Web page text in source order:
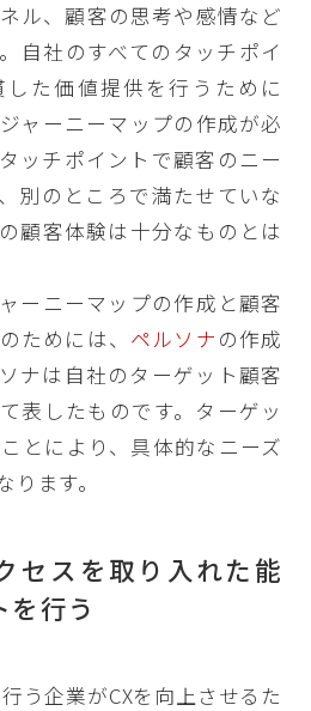
ル、顧客の思考や感情など
自社のすべてのタッチポイ
た価値提供を行うために
ャーニーマップの作成が必
ッチポイントで顧客のニー
別のところで満たせていな
顧客体験は十分なものとは
ーニーマップの作成と顧客
ためには、 ペルソナ の作成
ナは自社のターゲット顧客
表したものです。ターゲッ
とにより、具体的なニーズ
ます。
セスを取り入れた能
行う
う企業がCXを向上させるた